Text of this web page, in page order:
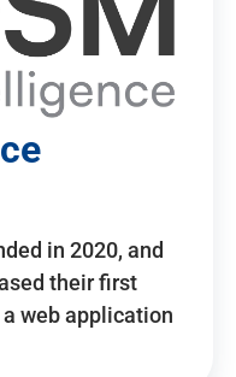
in 2020, and
their first
web application